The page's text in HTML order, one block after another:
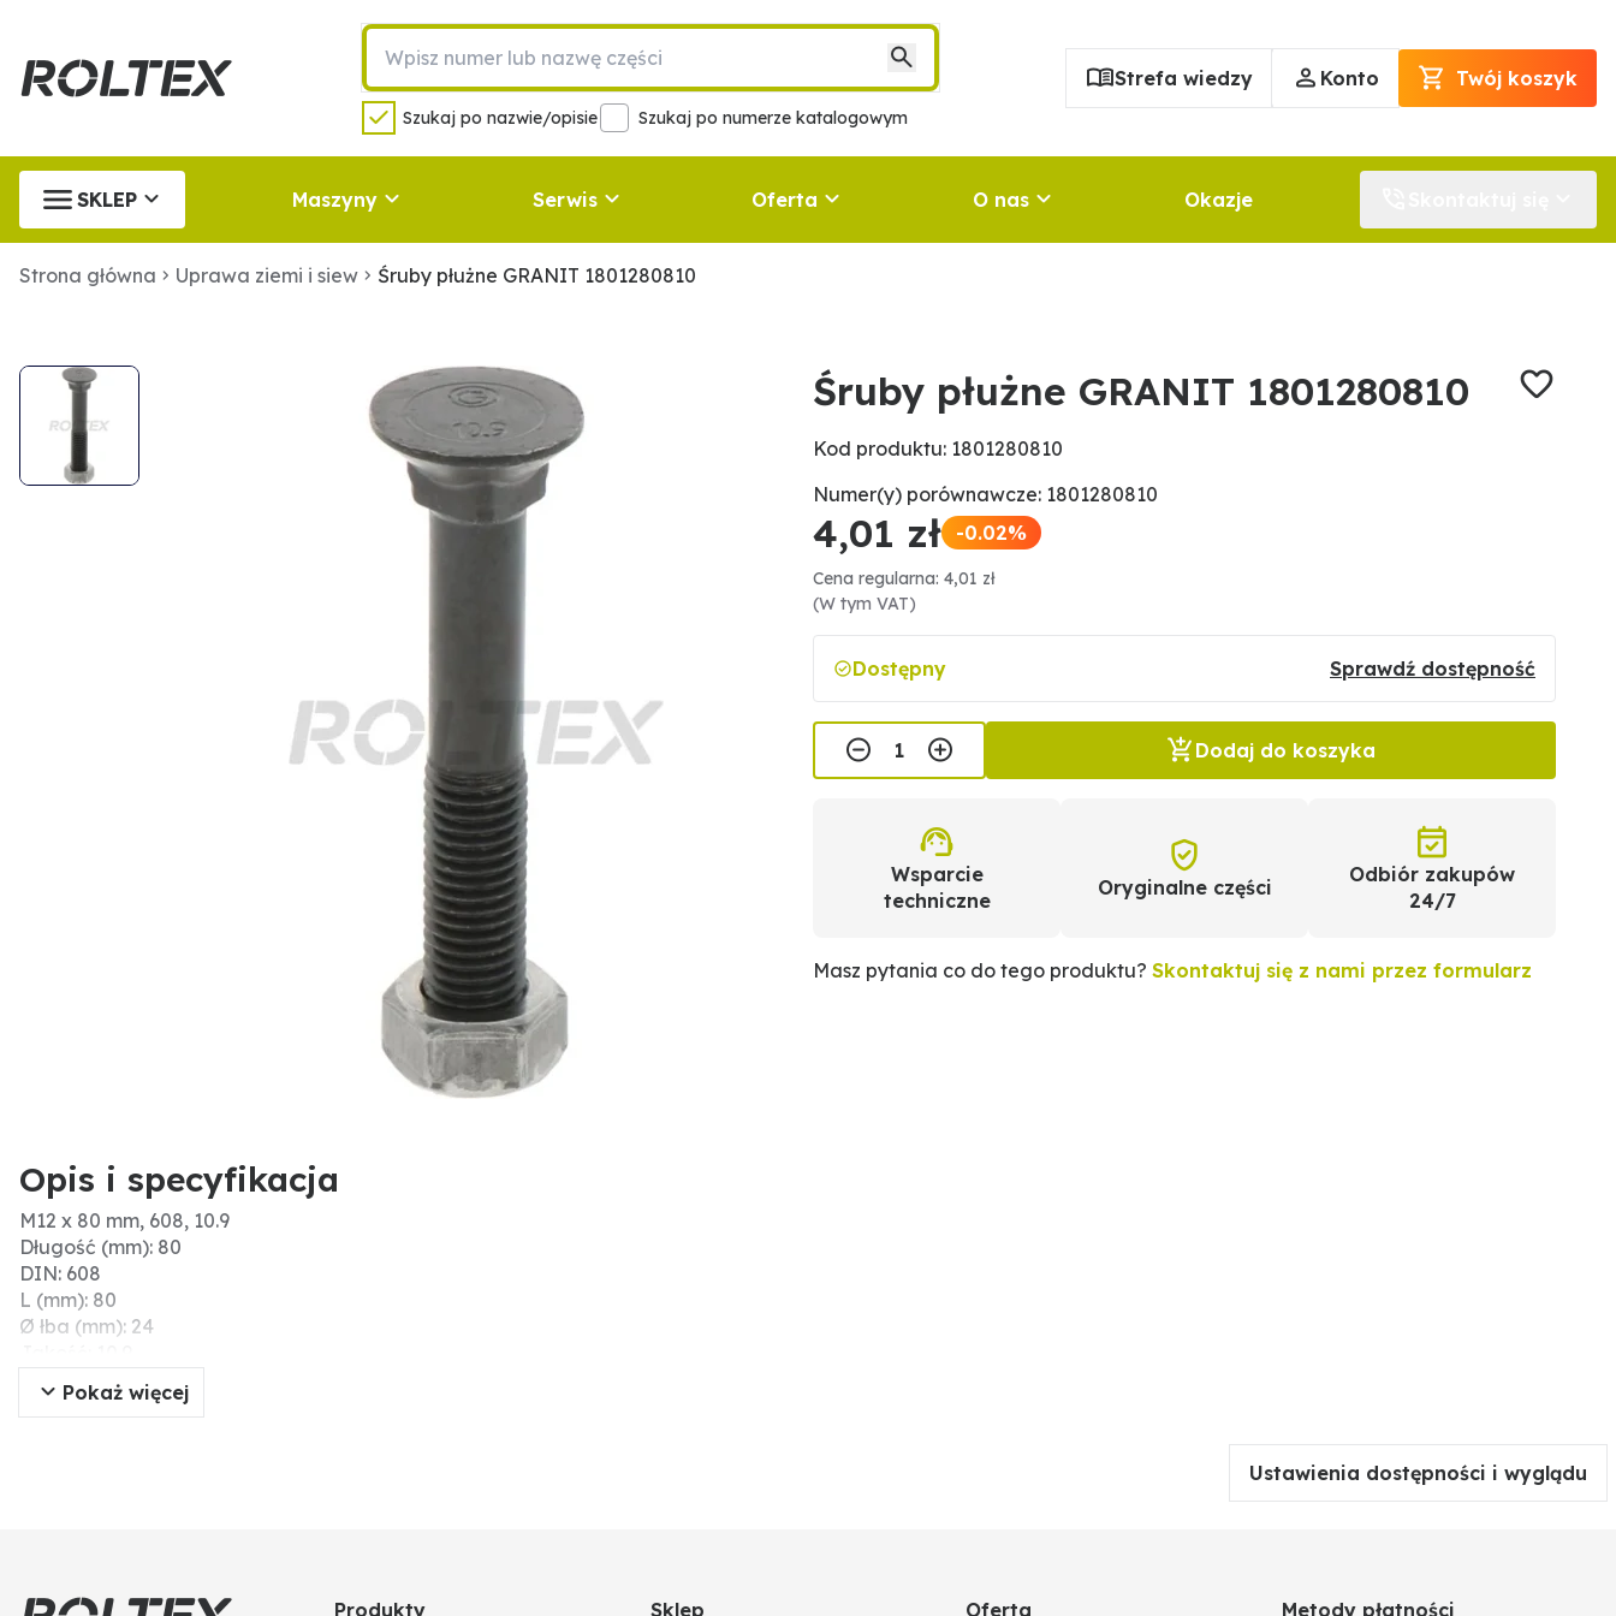
Szukaj po nazwie/opisie Szukaj po numerze katalogowym
Strefa wiedzy Konto Twój koszyk
SKLEP Maszyny Serwis Oferta O nas Okazje
Strona główna Uprawa ziemi i siew Śruby płużne GRANIT 1801280810
Śruby płużne GRANIT 1801280810
Kod produktu: 1801280810
Numer(y) porównawcze: 1801280810
4,01 zł -0.02%
Cena regularna: 4,01 zł
(W tym VAT)
Dostępny Sprawdź dostępność
Dodaj do koszyka
Wsparcie
techniczne
Oryginalne części
Odbiór zakupów
24/7
Masz pytania co do tego produktu? Skontaktuj się z nami przez formularz
Opis i specyfikacja
M12 x 80 mm, 608, 10.9
Długość (mm): 80
DIN: 608
L (mm): 80
Ø łba (mm): 24
Gwint: M12x1,75
Wymiary (mm): M12 x 80, DIN 608, 10.9
Pokaż więcej
Ustawienia dostępności i wyglądu
Produkty Sklep Oferta Metody płatności